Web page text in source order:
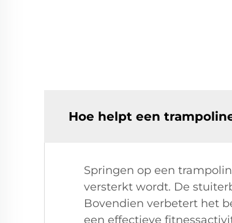
Hoe helpt een
Springen op een
versterkt wordt. De
Bovendien verbetert het
een effectieve